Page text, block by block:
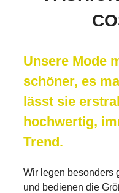
Unsere Mode
schöner, es
lässt sie
hochwertig,
Trend.
Wir legen besonders
und bedienen die